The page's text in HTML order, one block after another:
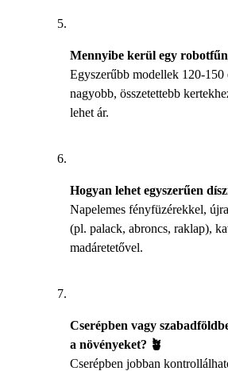
Mennyibe kerül egy
Egyszerűbb modellek 120-
nagyobb, összetettebb
lehet ár.
Hogyan lehet egyszerűen
Napelemes fényfüzérekkel,
(pl. palack, abroncs, raklap),
madáretetővel.
Cserépben vagy
a növényeket? 🪴
Cserépben jobban